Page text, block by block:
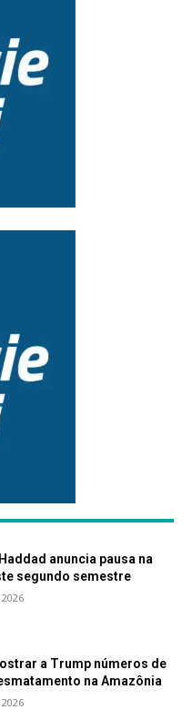
anuncia pausa na
segundo semestre
a Trump números de
na Amazônia